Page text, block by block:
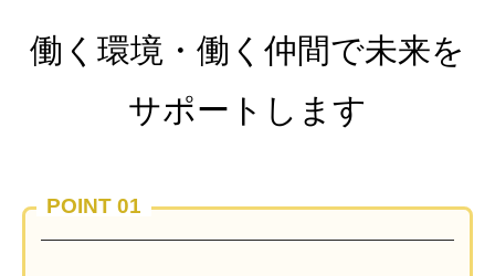
働く環境・働く仲間で未来を
サポートします
POINT 01